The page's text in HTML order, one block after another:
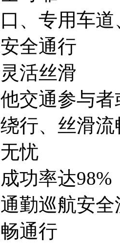
、专用车道
全通行
活丝滑
交通参与者
行、丝滑
忧
率达
通勤巡航安
通行